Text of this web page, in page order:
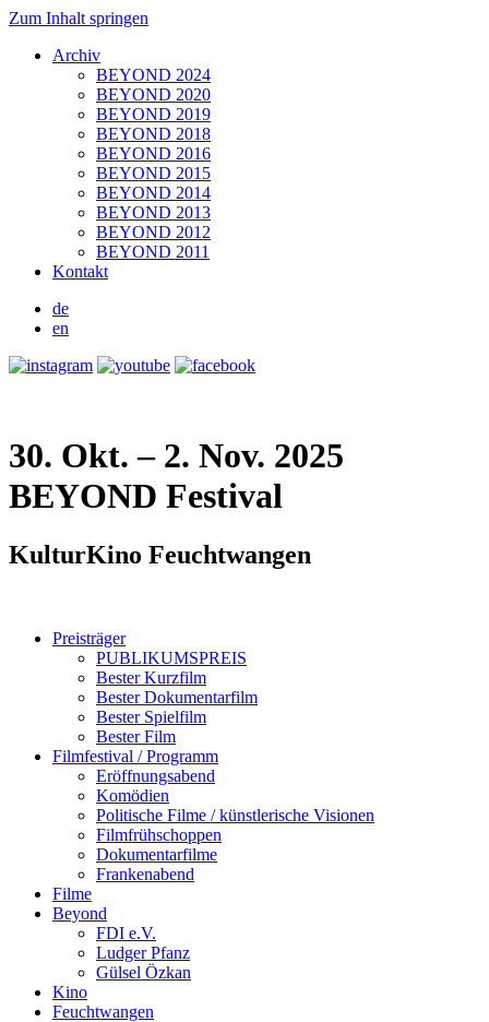
Zum Inhalt springen
Archiv
BEYOND 2024
BEYOND 2020
BEYOND 2019
BEYOND 2018
BEYOND 2016
BEYOND 2015
BEYOND 2014
BEYOND 2013
BEYOND 2012
BEYOND 2011
Kontakt
de
en
30. Okt. – 2. Nov. 2025
BEYOND Festival
KulturKino Feuchtwangen
Preisträger
PUBLIKUMSPREIS
Bester Kurzfilm
Bester Dokumentarfilm
Bester Spielfilm
Bester Film
Filmfestival / Programm
Eröffnungsabend
Komödien
Politische Filme / künstlerische Visionen
Filmfrühschoppen
Dokumentarfilme
Frankenabend
Filme
Beyond
FDI e.V.
Ludger Pfanz
Gülsel Özkan
Kino
Feuchtwangen